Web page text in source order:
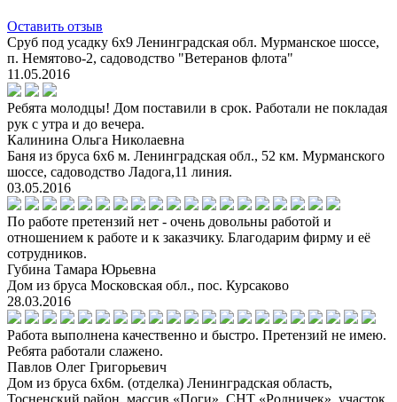
Оставить отзыв
Сруб под усадку 6х9 Ленинградская обл. Мурманское шоссе,
п. Немятово-2, садоводство "Ветеранов флота"
11.05.2016
Ребята молодцы! Дом поставили в срок. Работали не покладая
рук с утра и до вечера.
Калинина Ольга Николаевна
Баня из бруса 6х6 м. Ленинградская обл., 52 км. Мурманского
шоссе, садоводство Ладога,11 линия.
03.05.2016
По работе претензий нет - очень довольны работой и
отношением к работе и к заказчику. Благодарим фирму и её
сотрудников.
Губина Тамара Юрьевна
Дом из бруса Московская обл., пос. Курсаково
28.03.2016
Работа выполнена качественно и быстро. Претензий не имею.
Ребята работали слажено.
Павлов Олег Григорьевич
Дом из бруса 6х6м. (отделка) Ленинградская область,
Тосненский район, массив «Поги», СНТ «Родничек», участок